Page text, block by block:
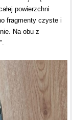
powierzchni
fragmenty czyste i
Na obu z